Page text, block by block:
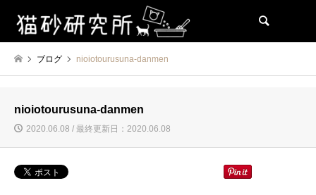
ブログ nioiotourusuna-danmen
nioiotourusuna-danmen
2020.06.08 / 最終更新日：2020.06.08